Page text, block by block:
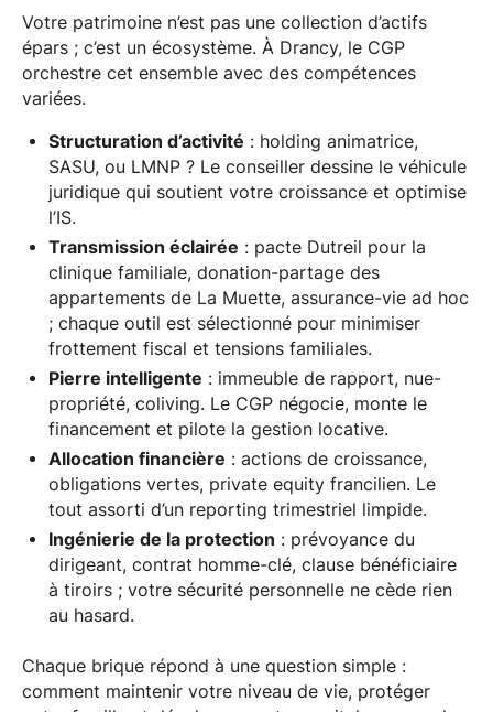
Votre patrimoine n’est pas une collection d’actifs
épars ; c’est un écosystème. À Drancy, le CGP
orchestre cet ensemble avec des compétences
variées.
Structuration d’activité : holding animatrice,
SASU, ou LMNP ? Le conseiller dessine le véhicule
juridique qui soutient votre croissance et optimise
l’IS.
Transmission éclairée : pacte Dutreil pour la
clinique familiale, donation-partage des
appartements de La Muette, assurance-vie ad hoc
; chaque outil est sélectionné pour minimiser
frottement fiscal et tensions familiales.
Pierre intelligente : immeuble de rapport, nue-
propriété, coliving. Le CGP négocie, monte le
financement et pilote la gestion locative.
Allocation financière : actions de croissance,
obligations vertes, private equity francilien. Le
tout assorti d’un reporting trimestriel limpide.
Ingénierie de la protection : prévoyance du
dirigeant, contrat homme-clé, clause bénéficiaire
à tiroirs ; votre sécurité personnelle ne cède rien
au hasard.
Chaque brique répond à une question simple :
comment maintenir votre niveau de vie, protéger